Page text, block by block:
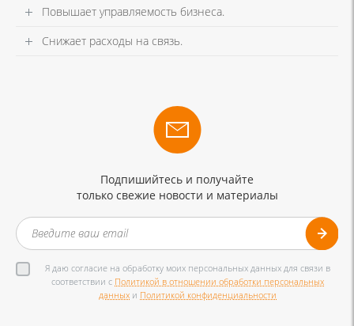
Повышает управляемость бизнеса.
Снижает расходы на связь.
Подпишийтесь и получайте
только свежие новости и материалы
Я даю согласие на обработку моих персональных данных для связи в
соответствии с Политикой в отношении обработки персональных
данных и Политикой конфиденциальности